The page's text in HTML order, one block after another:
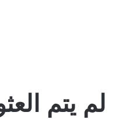
لم يتم